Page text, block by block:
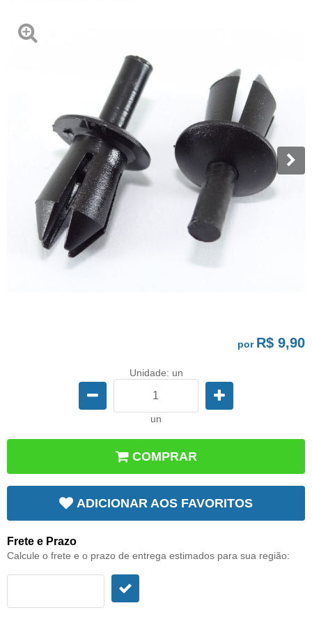
por R$ 9,90
Unidade: un
un
COMPRAR
ADICIONAR AOS FAVORITOS
Frete e Prazo
Calcule o frete e o prazo de entrega estimados para sua região: